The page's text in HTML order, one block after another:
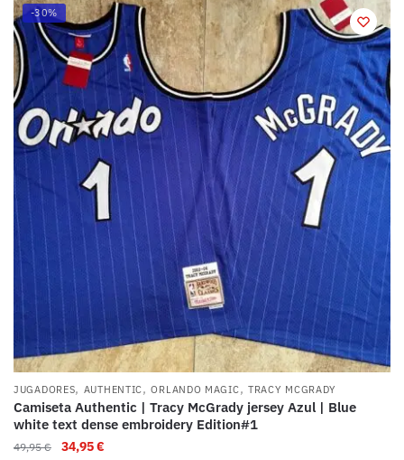
-30%
JUGADORES, AUTHENTIC,ORLANDO MAGIC, TRACY MCGRADY
Camiseta Authentic | Tracy McGrady jersey Azul | Blue
white text dense embroidery Edition#1
49,95€ 34,95€